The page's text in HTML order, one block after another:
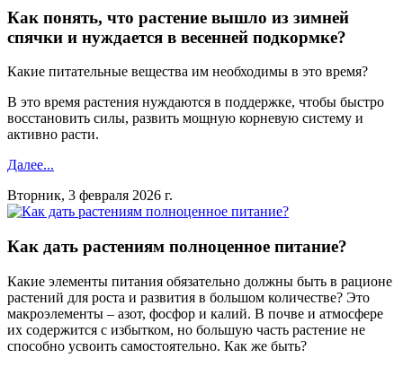
Как понять, что растение вышло из зимней
спячки и нуждается в весенней подкормке?
Какие питательные вещества им необходимы в это время?
В это время растения нуждаются в поддержке, чтобы быстро
восстановить силы, развить мощную корневую систему и
активно расти.
Далее...
Вторник, 3 февраля 2026 г.
Как дать растениям полноценное питание?
Какие элементы питания обязательно должны быть в рационе
растений для роста и развития в большом количестве? Это
макроэлементы – азот, фосфор и калий. В почве и атмосфере
их содержится с избытком, но большую часть растение не
способно усвоить самостоятельно. Как же быть?